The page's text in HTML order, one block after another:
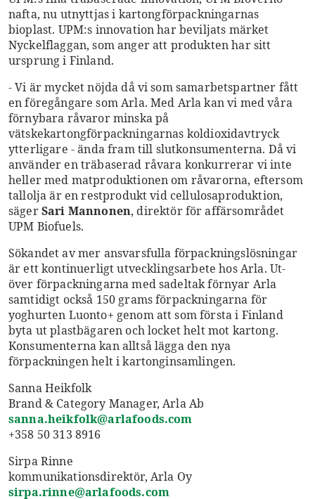
nafta, nu utnyttjas i kartongförpackningarnas
bioplast. UPM:s innovation har beviljats märket
Nyckelflaggan, som anger att produkten har sitt
ursprung i Finland.
- Vi är mycket nöjda då vi som samarbetspartner fått
en föregångare som Arla. Med Arla kan vi med våra
förnybara råvaror minska på
vätskekartongförpackningarnas koldioxidavtryck
ytterligare - ända fram till slutkonsumenterna. Då vi
använder en träbaserad råvara konkurrerar vi inte
heller med matproduktionen om råvarorna, eftersom
tallolja är en restprodukt vid cellulosaproduktion,
sägerSari Mannonen, direktör för affärsområdet
UPM Biofuels.
Sökandet av mer ansvarsfulla förpackningslösningar
är ett kontinuerligt utvecklingsarbete hos Arla. Ut­­
över förpackningarna med sadeltak förnyar Arla
samtidigt också 150 grams förpackningarna för
yoghurten Luonto+ genom att som första i Finland
byta ut plastbägaren och locket helt mot kartong.
Konsumenterna kan alltså lägga den nya
förpackningen helt i kartonginsamlingen.
Sanna Heikfolk
Brand & Category Manager, Arla Ab
sanna.heikfolk@arlafoods.com
+358 50 313 8916
Sirpa Rinne
kommunikationsdirektör, Arla Oy
sirpa.rinne@arlafoods.com